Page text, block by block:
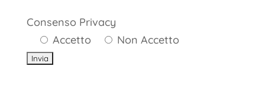
Consenso Privacy
Accetto
Non Accetto